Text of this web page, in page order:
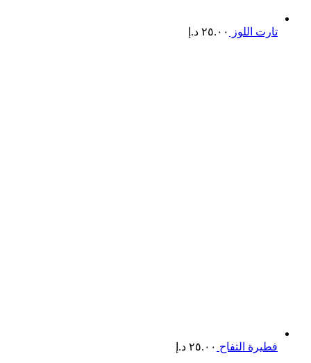
تارت اللوز ٢٥.٠٠ د.إ
فطيرة التفاح ٢٥.٠٠ د.إ